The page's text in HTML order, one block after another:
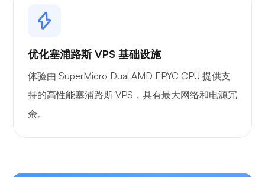
优化塞浦路斯 VPS 基础设施
体验由 SuperMicro Dual AMD EPYC CPU 提供支
持的高性能塞浦路斯 VPS，具有最大网络和电源冗
余。